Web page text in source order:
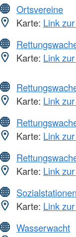
Ortsvereine
Karte: Link
Karte: Link
Karte: Link
Karte: Link
Karte: Link
Sozialstationen
Karte: Link
Wasserwacht